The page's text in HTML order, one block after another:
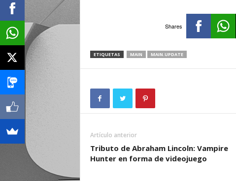
Shares
ETIQUETAS MAIN MAIN.UPDATE
Artículo anterior
Tributo de Abraham Lincoln: Vampire
Hunter en forma de videojuego